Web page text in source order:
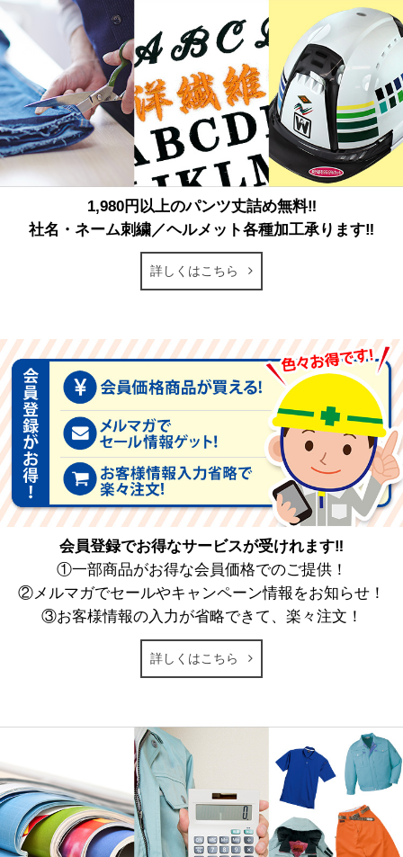
1,980円以上のパンツ丈詰め無料‼
社名・ネーム刺繍／ヘルメット各種加工承ります‼
詳しくはこちら
会員登録でお得なサービスが受けれます‼
①一部商品がお得な会員価格でのご提供！
②メルマガでセールやキャンペーン情報をお知らせ！
③お客様情報の入力が省略できて、楽々注文！
詳しくはこちら